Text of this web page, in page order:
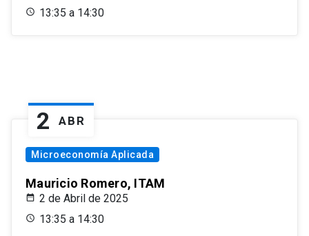
13:35 a 14:30
2 ABR
Microeconomía Aplicada
Mauricio Romero, ITAM
2 de Abril de 2025
13:35 a 14:30